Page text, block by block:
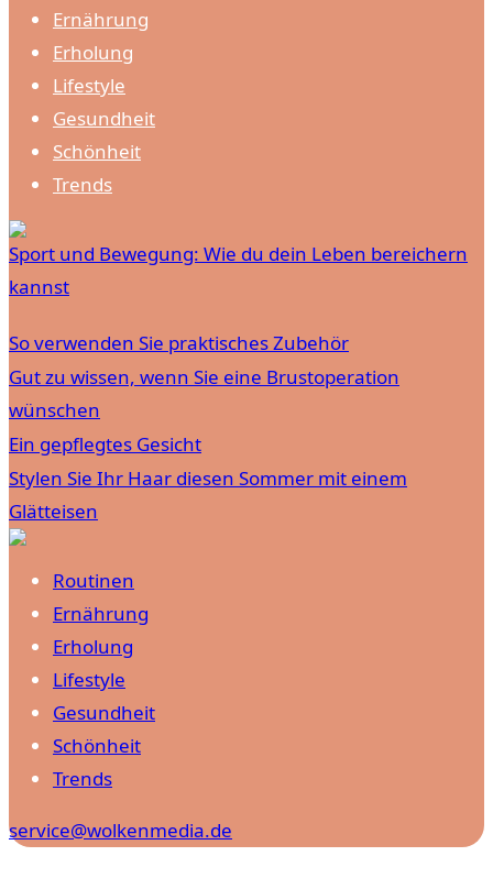
Ernährung
Erholung
Lifestyle
Gesundheit
Schönheit
Trends
Sport und Bewegung: Wie du dein Leben bereichern
kannst
So verwenden Sie praktisches Zubehör
Gut zu wissen, wenn Sie eine Brustoperation
wünschen
Ein gepflegtes Gesicht
Stylen Sie Ihr Haar diesen Sommer mit einem
Glätteisen
Routinen
Ernährung
Erholung
Lifestyle
Gesundheit
Schönheit
Trends
service@wolkenmedia.de